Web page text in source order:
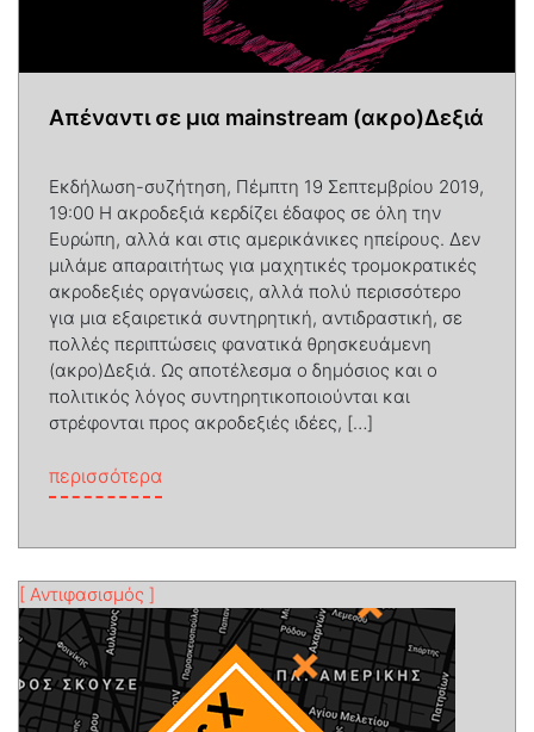
Απέναντι σε μια mainstream (ακρο)Δεξιά
Εκδήλωση-συζήτηση, Πέμπτη 19 Σεπτεμβρίου 2019,
19:00 Η ακροδεξιά κερδίζει έδαφος σε όλη την
Ευρώπη, αλλά και στις αμερικάνικες ηπείρους. Δεν
μιλάμε απαραιτήτως για μαχητικές τρομοκρατικές
ακροδεξιές οργανώσεις, αλλά πολύ περισσότερο
για μια εξαιρετικά συντηρητική, αντιδραστική, σε
πολλές περιπτώσεις φανατικά θρησκευάμενη
(ακρο)Δεξιά. Ως αποτέλεσμα ο δημόσιος και ο
πολιτικός λόγος συντηρητικοποιούνται και
στρέφονται προς ακροδεξιές ιδέες, […]
περισσότερα
[ Αντιφασισμός ]